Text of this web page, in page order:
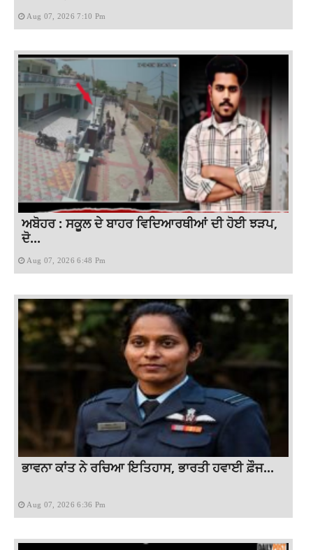
Aug 07, 2026 7:10 Pm
ਅਬੋਹਰ : ਸਕੂਲ ਦੇ ਬਾਹਰ ਵਿਦਿਆਰਥੀਆਂ ਦੀ ਹੋਈ ਝੜਪ,
ਦੋ...
Aug 07, 2026 6:48 Pm
ਭਾਵਨਾ ਕਾਂਤ ਨੇ ਰਚਿਆ ਇਤਿਹਾਸ, ਭਾਰਤੀ ਹਵਾਈ ਫ਼ੌਜ...
Aug 07, 2026 6:36 Pm